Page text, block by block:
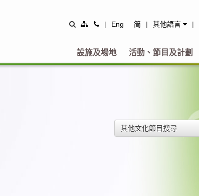
SiteContact
| Eng 简 | 其他語言 |
設施及場地 活動、節目及計劃
其他文化節目搜尋